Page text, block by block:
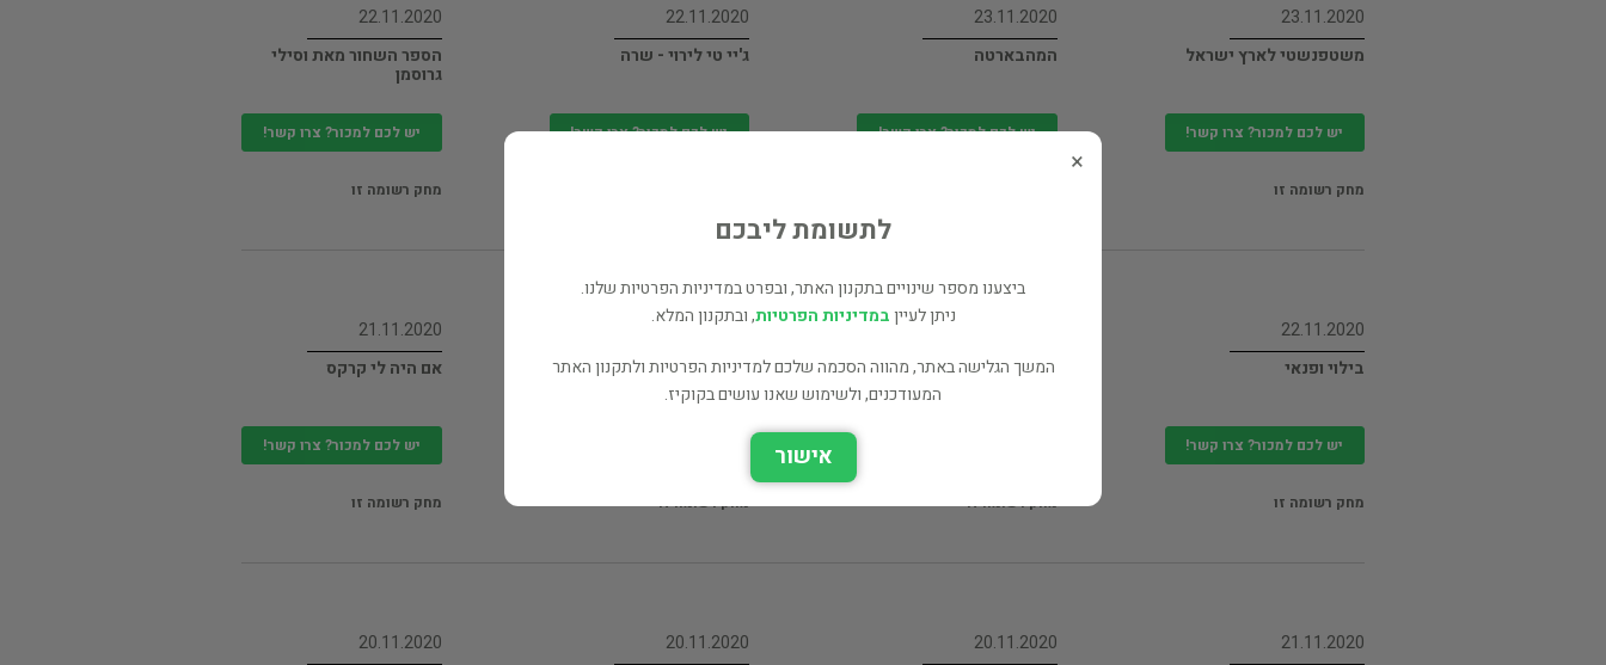
23.11.2020
משטפנשטי לארץ ישראל
יש לכם למכור? צרו קשר!
מחק רשומה זו
23.11.2020
המהבארטה
יש לכם למכור? צרו קשר!
22.11.2020
ג'יי טי לירוי - שרה
יש לכם למכור? צרו קשר!
22.11.2020
הספר השחור מאת וסילי
גרוסמן
יש לכם למכור? צרו קשר!
מחק רשומה זו
22.11.2020
בילוי ופנאי
יש לכם למכור? צרו קשר!
מחק רשומה זו
זרע של קיימא הסופר
מחק רשומה זו
22.11.2020
משכילה
מחק רשומה זו
21.11.2020
אם היה לי קרקס
יש לכם למכור? צרו קשר!
מחק רשומה זו
21.11.2020
20.11.2020
20.11.2020
20.11.2020
×
לתשומת ליבכם
ביצענו מספר שינויים בתקנון האתר, ובפרט במדיניות הפרטיות שלנו.
ניתן לעייןבמדיניות הפרטיות, ובתקנון המלא.
המשך הגלישה באתר, מהווה הסכמה שלכם למדיניות הפרטיות ולתקנון האתר
המעודכנים, ולשימוש שאנו עושים בקוקיז.
אישור